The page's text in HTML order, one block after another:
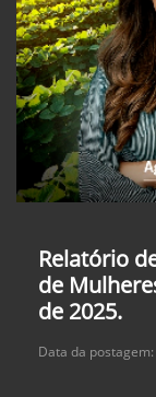
Relatório
de
de 2025.
Data da